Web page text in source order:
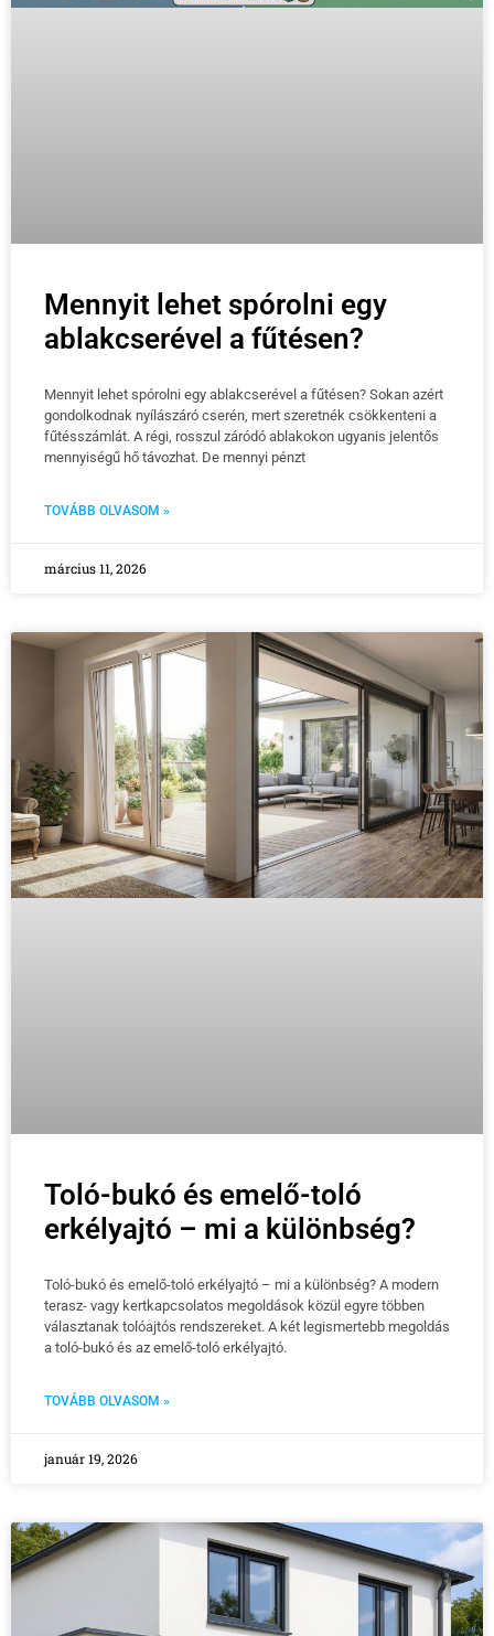
Mennyit lehet spórolni egy
ablakcserével a fűtésen?
Mennyit lehet spórolni egy ablakcserével a fűtésen? Sokan azért
gondolkodnak nyílászáró cserén, mert szeretnék csökkenteni a
fűtésszámlát. A régi, rosszul záródó ablakokon ugyanis jelentős
mennyiségű hő távozhat. De mennyi pénzt
TOVÁBB OLVASOM »
március 11, 2026
Toló-bukó és emelő-toló
erkélyajtó – mi a különbség?
Toló-bukó és emelő-toló erkélyajtó – mi a különbség? A modern
terasz- vagy kertkapcsolatos megoldások közül egyre többen
választanak tolóajtós rendszereket. A két legismertebb megoldás
a toló-bukó és az emelő-toló erkélyajtó.
TOVÁBB OLVASOM »
január 19, 2026